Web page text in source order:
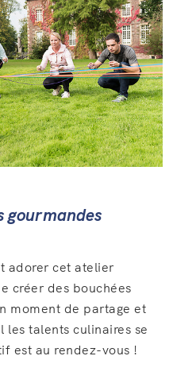
gourmandes
adorer cet atelier
créer des bouchées
moment de partage et
talents culinaires se
est au rendez-vous !